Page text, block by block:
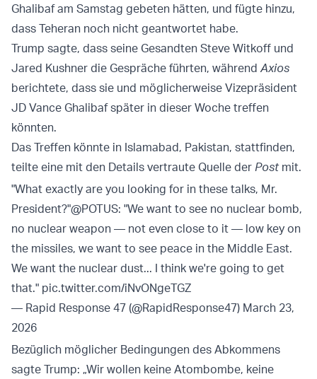
Ghalibaf am Samstag gebeten hätten, und fügte hinzu,
dass Teheran noch nicht geantwortet habe.
Trump sagte, dass seine Gesandten Steve Witkoff und
Jared Kushner die Gespräche führten, währendAxios
berichtete, dass sie und möglicherweise Vizepräsident
JD Vance Ghalibaf später in dieser Woche treffen
könnten.
Das Treffen könnte in Islamabad, Pakistan, stattfinden,
teilte eine mit den Details vertraute Quelle der Postmit.
"What exactly are you looking for in these talks, Mr.
President?"@POTUS: "We want to see no nuclear bomb,
no nuclear weapon — not even close to it — low key on
the missiles, we want to see peace in the Middle East.
We want the nuclear dust... I think we're going to get
that." pic.twitter.com/iNvONgeTGZ
— Rapid Response 47 (@RapidResponse47) March 23,
2026
Bezüglich möglicher Bedingungen des Abkommens
sagte Trump: „Wir wollen keine Atombombe, keine